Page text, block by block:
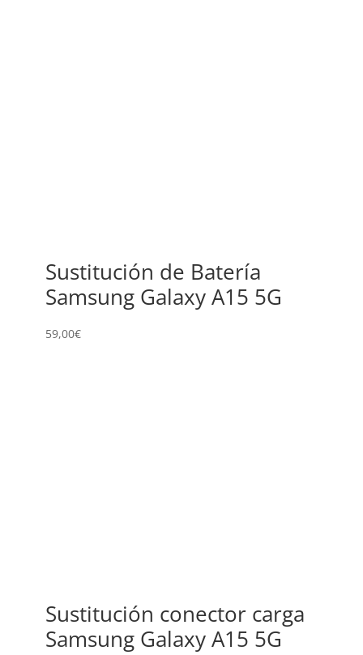
Sustitución de Batería
Samsung Galaxy A15 5G
59,00€
Sustitución conector carga
Samsung Galaxy A15 5G